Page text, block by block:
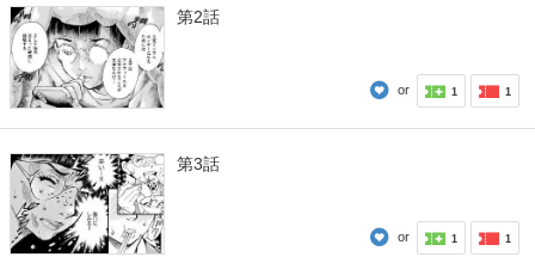
第2話
or 1 1
第3話
or 1 1